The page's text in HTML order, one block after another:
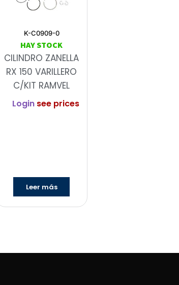
K-C0909-0
HAY STOCK
CILINDRO ZANELLA
RX 150 VARILLERO
C/KIT RAMVEL
Login see prices
Leer más